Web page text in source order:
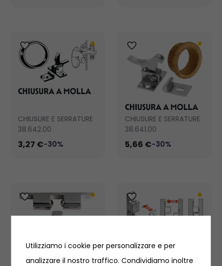
CHIUSURA A MOLLA
CHIUSURE E SERRATURE
38.642.00
3,27 €-30%
CHIUSURA A MOLLA
CHIUSURE E SERRATURE
38.641.00
5,66 €-30%
CRICCHETTO
FERMAPORTE
DELUXE
CRICCHETTO
FERMAPORTE
Utilizziamo i cookie per personalizzare e per
analizzare il nostro traffico. Condividiamo inoltre